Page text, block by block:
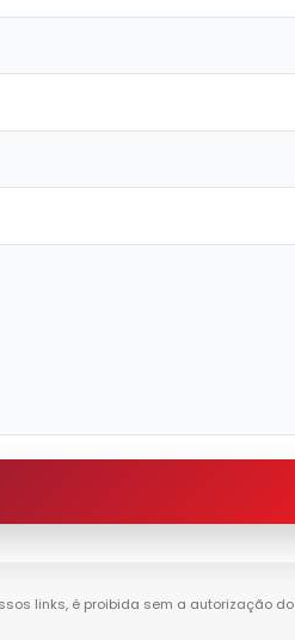
links, é proibida sem a autorização